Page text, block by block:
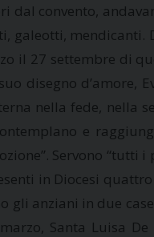
dal convento,
galeotti,
il 27 settembre di
disegno
nella fede,
e
Servono
in Diocesi
gli anziani in due
Santa Luisa